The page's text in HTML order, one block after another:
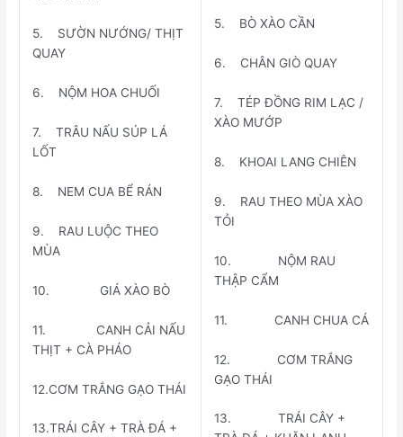
5. SƯỜN NƯỚNG/ THỊT
QUAY
6. NỘM HOA CHUỐI
7. TRÂU NẤU SÚP LÁ
LỐT
8. NEM CUA BỂ RÁN
9. RAU LUỘC THEO
MÙA
10. GIÁ XÀO BÒ
11. CANH CẢI NẤU
THỊT + CÀ PHÁO
12.CƠM TRẮNG GẠO THÁI
13.TRÁI CÂY + TRÀ ĐÁ +
5. BÒ XÀO CẦN
6. CHÂN GIÒ QUAY
7. TÉP ĐỒNG RIM LẠC /
XÀO MƯỚP
8. KHOAI LANG CHIÊN
9. RAU THEO MÙA XÀO
TỎI
10. NỘM RAU
THẬP CẨM
11. CANH CHUA CÁ
12. CƠM TRẮNG
GẠO THÁI
13. TRÁI CÂY +